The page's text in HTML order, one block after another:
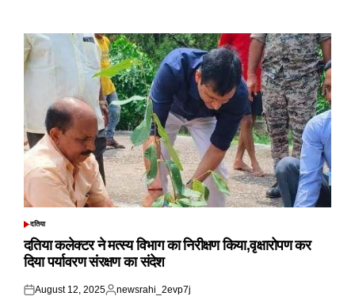
POSTED
दतिया
दतिया कलेक्टर ने मत्स्य विभाग का निरीक्षण किया,वृक्षारोपण कर
दिया पर्यावरण संरक्षण का संदेश
Posted
August 12, 2025
Posted
newsrahi_2evp7j